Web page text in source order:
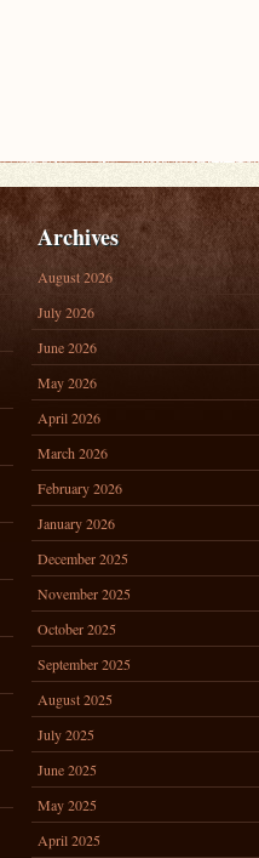
Archives
August 2026
July 2026
June 2026
May 2026
April 2026
March 2026
February 2026
January 2026
December 2025
November 2025
October 2025
September 2025
August 2025
July 2025
June 2025
May 2025
April 2025